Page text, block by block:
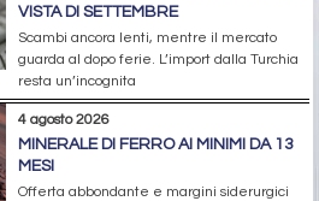
VISTA DI SETTEMBRE
Scambi ancora lenti, mentre il mercato
guarda al dopo ferie. L’import dalla Turchia
resta un’incognita
4 agosto 2026
MINERALE DI FERRO AI MINIMI DA 13
MESI
Offerta abbondante e margini siderurgici